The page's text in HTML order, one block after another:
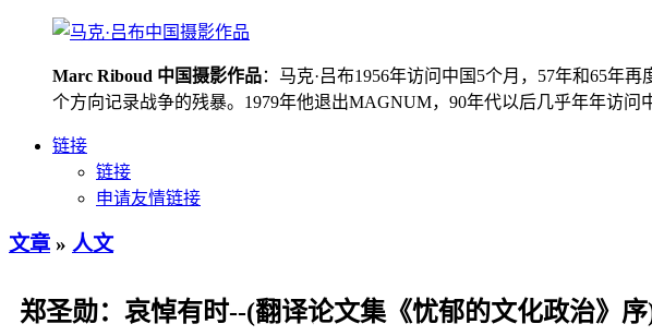
Marc Riboud 中国摄影作品：马克·吕布1956年访问中国5个月，57年和65年
个方向记录战争的残暴。1979年他退出MAGNUM，90年代以后几乎年年访问
链接
链接
申请友情链接
文章 » 人文
郑圣勋：哀悼有时--(翻译论文集《忧郁的文化政治》序